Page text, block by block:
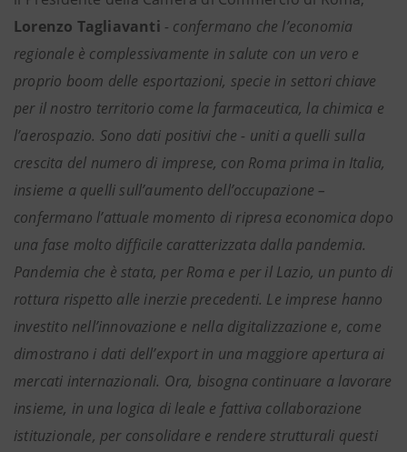
Lorenzo Tagliavanti - confermano che l’economia
regionale è complessivamente in salute con un vero e
proprio boom delle esportazioni, specie in settori chiave
per il nostro territorio come la farmaceutica, la chimica e
l’aerospazio. Sono dati positivi che - uniti a quelli sulla
crescita del numero di imprese, con Roma prima in Italia,
insieme a quelli sull’aumento dell’occupazione –
confermano l’attuale momento di ripresa economica dopo
una fase molto difficile caratterizzata dalla pandemia.
Pandemia che è stata, per Roma e per il Lazio, un punto di
rottura rispetto alle inerzie precedenti. Le imprese hanno
investito nell’innovazione e nella digitalizzazione e, come
dimostrano i dati dell’export in una maggiore apertura ai
mercati internazionali. Ora, bisogna continuare a lavorare
insieme, in una logica di leale e fattiva collaborazione
istituzionale, per consolidare e rendere strutturali questi